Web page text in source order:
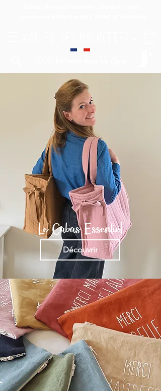
Le Cabas Essentiel
Découvrir